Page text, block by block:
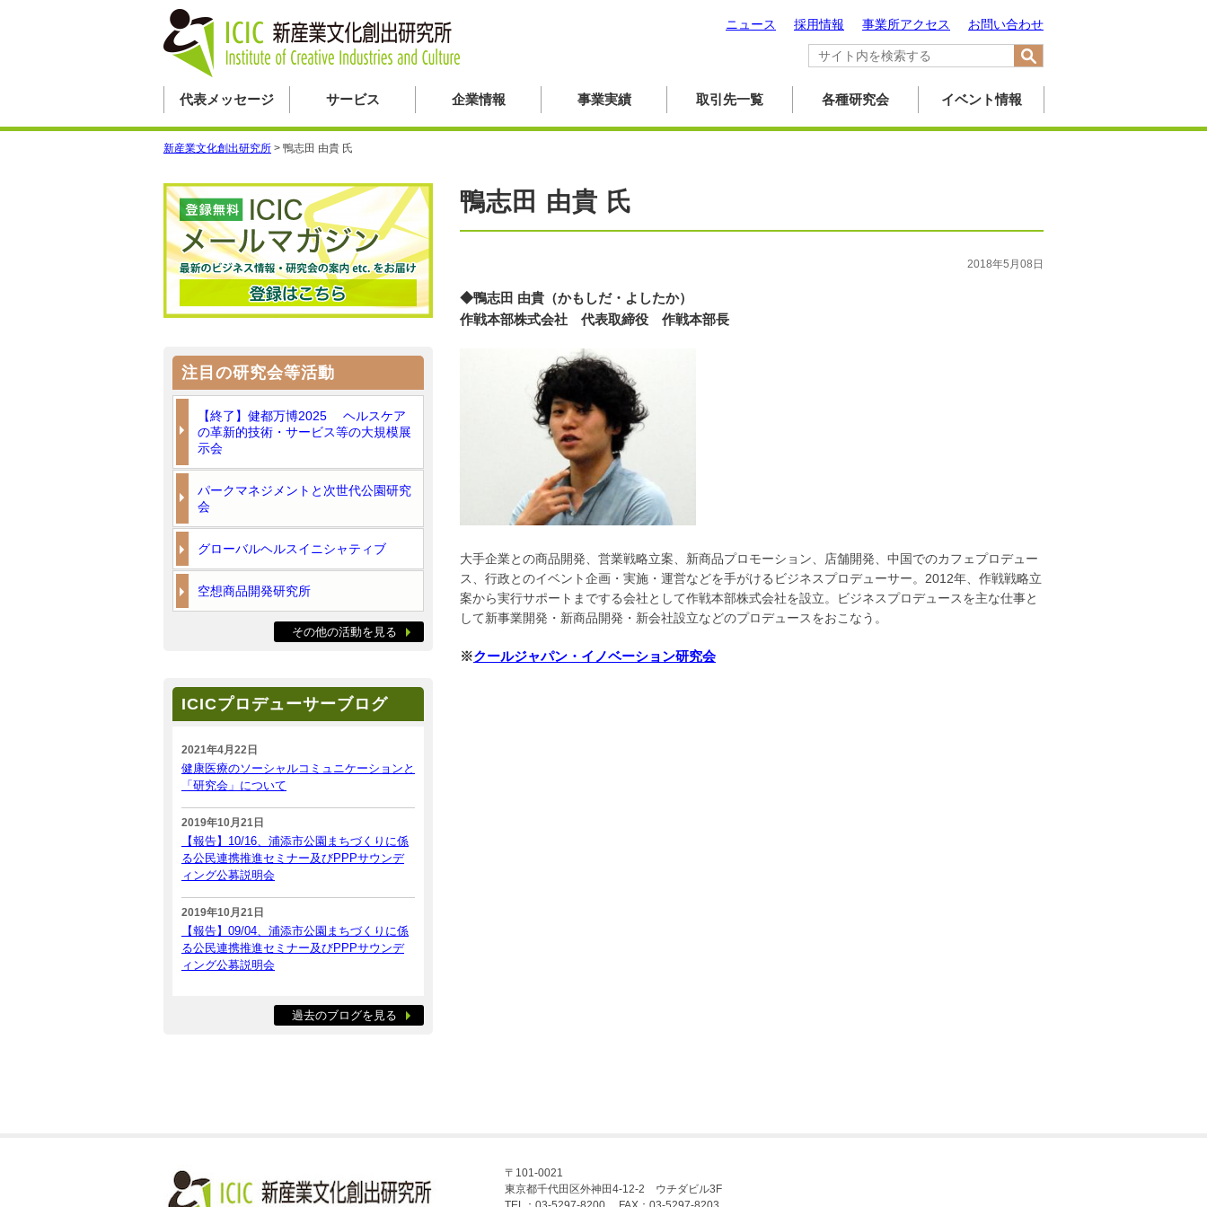
お問い合わせ
事業所アクセス
採用情報
ニュース
代表メッセージ サービス 企業情報 事業実績 取引先一覧 各種研究会 イベント情報
新産業文化創出研究所 > 鴨志田 由貴 氏
鴨志田 由貴 氏
2018年5月08日
◆鴨志田 由貴（かもしだ・よしたか）
作戦本部株式会社 代表取締役 作戦本部長
大手企業との商品開発、営業戦略立案、新商品プロモーション、店舗開発、中国でのカフェプロデュー
ス、行政とのイベント企画・実施・運営などを手がけるビジネスプロデューサー。2012年、作戦戦略立
案から実行サポートまでする会社として作戦本部株式会社を設立。ビジネスプロデュースを主な仕事と
して新事業開発・新商品開発・新会社設立などのプロデュースをおこなう。
※クールジャパン・イノベーション研究会
注目の研究会等活動
【終了】健都万博2025 ヘルスケア
の革新的技術・サービス等の大規模展
示会
パークマネジメントと次世代公園研究
会
グローバルヘルスイニシャティブ
空想商品開発研究所
その他の活動を見る
ICICプロデューサーブログ
2021年4月22日
健康医療のソーシャルコミュニケーションと
「研究会」について
2019年10月21日
【報告】10/16、浦添市公園まちづくりに係
る公民連携推進セミナー及びPPPサウンデ
ィング公募説明会
2019年10月21日
【報告】09/04、浦添市公園まちづくりに係
る公民連携推進セミナー及びPPPサウンデ
ィング公募説明会
過去のブログを見る
〒101-0021
東京都千代田区外神田4-12-2 ウチダビル3F